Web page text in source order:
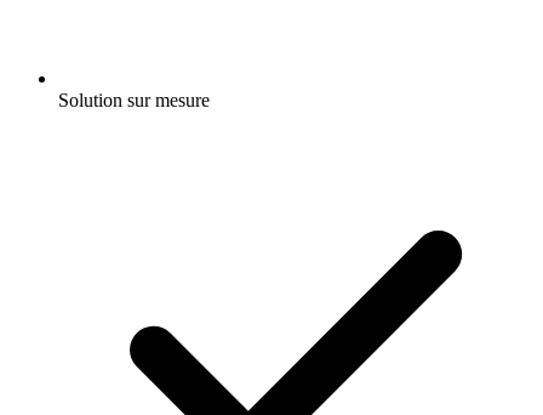
Solution sur mesure